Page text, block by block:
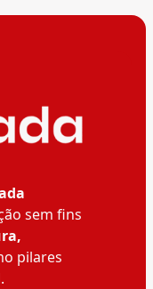
sem fins
pilares